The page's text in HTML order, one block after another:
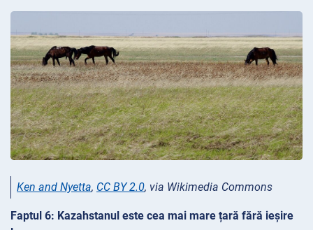
Ken and Nyetta, CC BY 2.0, via Wikimedia Commons
Faptul 6: Kazahstanul este cea mai mare țară fără ieșire